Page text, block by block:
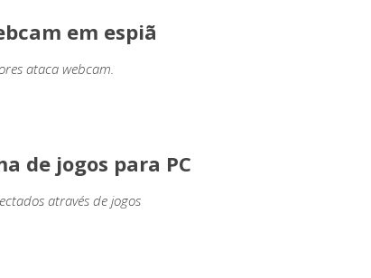
em espiã
ataca webcam.
de jogos para PC
através de jogos